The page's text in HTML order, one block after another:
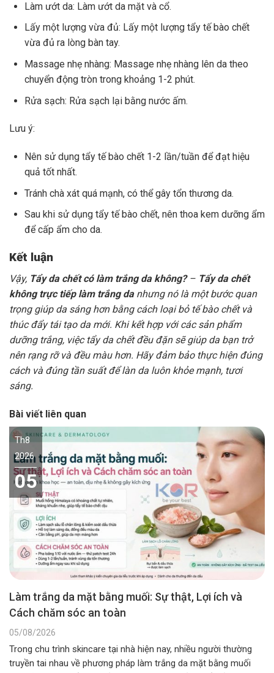
Làm ướt da: Làm ướt da mặt và cổ.
Lấy một lượng vừa đủ: Lấy một lượng tẩy tế bào chết
vừa đủ ra lòng bàn tay.
Massage nhẹ nhàng: Massage nhẹ nhàng lên da theo
chuyển động tròn trong khoảng 1-2 phút.
Rửa sạch: Rửa sạch lại bằng nước ấm.
Lưu ý:
Nên sử dụng tẩy tế bào chết 1-2 lần/tuần để đạt hiệu
quả tốt nhất.
Tránh chà xát quá mạnh, có thể gây tổn thương da.
Sau khi sử dụng tẩy tế bào chết, nên thoa kem dưỡng ẩm
để cấp ẩm cho da.
Kết luận
Vậy, Tẩy da chết có làm trắng da không? – Tẩy da chết
không trực tiếp làm trắng danhưng nó là một bước quan
trọng giúp da sáng hơn bằng cách loại bỏ tế bào chết và
thúc đẩy tái tạo da mới. Khi kết hợp với các sản phẩm
dưỡng trắng, việc tẩy da chết đều đặn sẽ giúp da bạn trở
nên rạng rỡ và đều màu hơn. Hãy đảm bảo thực hiện đúng
cách và đúng tần suất để làn da luôn khỏe mạnh, tươi
sáng.
Bài viết liên quan
Th8
2026
05
Làm trắng da mặt bằng muối: Sự thật, Lợi ích và
Cách chăm sóc an toàn
05/08/2026
Trong chu trình skincare tại nhà hiện nay, nhiều người thường
truyền tai nhau về phương pháp làm trắng da mặt bằng muối